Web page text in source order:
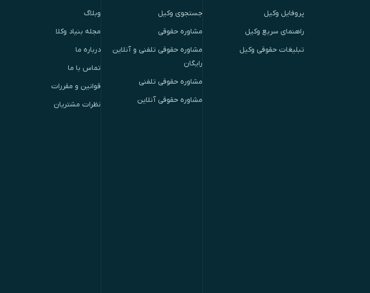
پروفایل وکیل
راهنمای سریع وکیل
تبلیغات حقوقی وکیل
جستجوی وکیل
مشاوره حقوقی
مشاوره حقوقی تلفنی و آنلاین
رایگان
مشاوره حقوقی تلفنی
مشاوره حقوقی آنلاین
وبلاگ
مجله بنیاد وکلا
درباره ما
تماس با ما
قوانین و مقررات
نظرات مشتریان